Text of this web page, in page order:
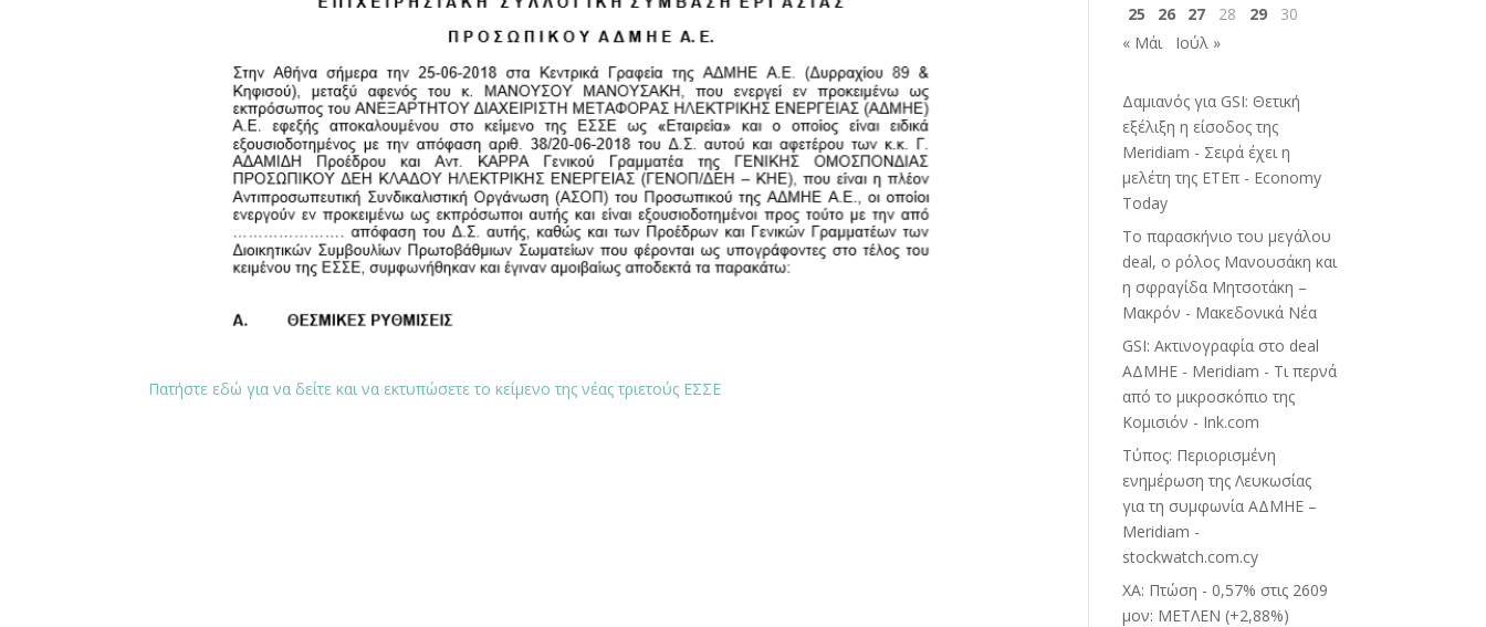
Πατήστε εδώ για να δείτε και να εκτυπώσετε το κείμενο της νέας τριετούς ΕΣΣΕ
25
26 27 28 29
30
« Μάι
Ιούλ »
Δαμιανός για GSI: Θετική
εξέλιξη η είσοδος της
Meridiam - Σειρά έχει η
μελέτη της ΕΤΕπ - Economy
Today
Το παρασκήνιο του μεγάλου
deal, ο ρόλος Μανουσάκη και
η σφραγίδα Μητσοτάκη –
Μακρόν - Μακεδονικά Νέα
GSI: Ακτινογραφία στο deal
ΑΔΜΗΕ - Meridiam - Τι περνά
από το μικροσκόπιο της
Κομισιόν - Ink.com
Τύπος: Περιορισμένη
ενημέρωση της Λευκωσίας
για τη συμφωνία ΑΔΜΗΕ –
Meridiam -
stockwatch.com.cy
ΧΑ: Πτώση - 0,57% στις 2609
μον: ΜΕΤΛΕΝ (+2,88%)